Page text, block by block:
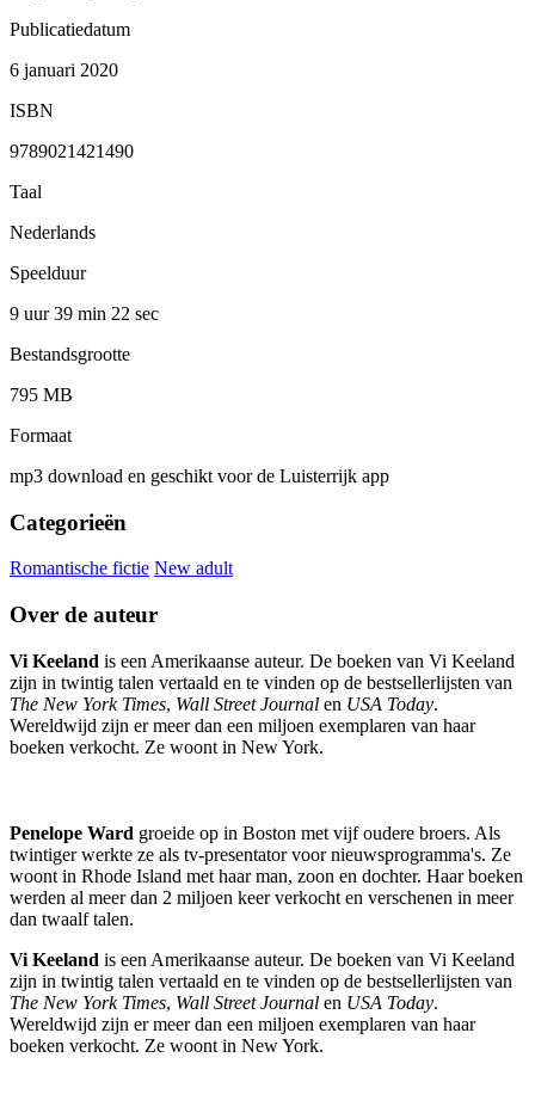
Publicatiedatum
6 januari 2020
ISBN
9789021421490
Taal
Nederlands
Speelduur
9 uur 39 min 22 sec
Bestandsgrootte
795 MB
Formaat
mp3 download en geschikt voor de Luisterrijk app
Categorieën
Romantische fictie New adult
Over de auteur
Vi Keeland is een Amerikaanse auteur. De boeken van Vi Keeland
zijn in twintig talen vertaald en te vinden op de bestsellerlijsten van
The New York Times, Wall Street Journal en USA Today.
Wereldwijd zijn er meer dan een miljoen exemplaren van haar
boeken verkocht. Ze woont in New York.
Penelope Ward groeide op in Boston met vijf oudere broers. Als
twintiger werkte ze als tv-presentator voor nieuwsprogramma's. Ze
woont in Rhode Island met haar man, zoon en dochter. Haar boeken
werden al meer dan 2 miljoen keer verkocht en verschenen in meer
dan twaalf talen.
Vi Keeland is een Amerikaanse auteur. De boeken van Vi Keeland
zijn in twintig talen vertaald en te vinden op de bestsellerlijsten van
The New York Times, Wall Street Journal en USA Today.
Wereldwijd zijn er meer dan een miljoen exemplaren van haar
boeken verkocht. Ze woont in New York.